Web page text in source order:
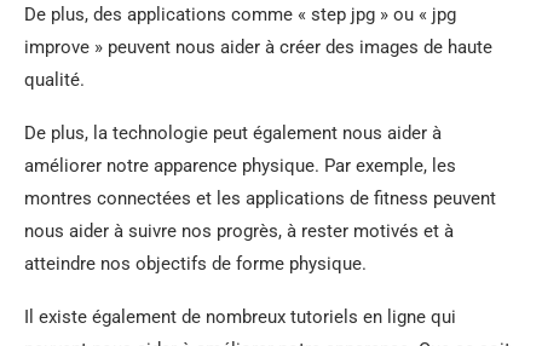
De plus, des applications comme « step jpg » ou « jpg
improve » peuvent nous aider à créer des images de haute
qualité.
De plus, la technologie peut également nous aider à
améliorer notre apparence physique. Par exemple, les
montres connectées et les applications de fitness peuvent
nous aider à suivre nos progrès, à rester motivés et à
atteindre nos objectifs de forme physique.
Il existe également de nombreux tutoriels en ligne qui